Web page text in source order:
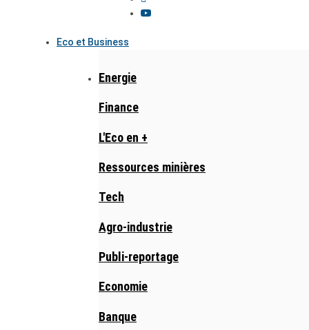
Eco et Business
Energie
Finance
L'Eco en +
Ressources minières
Tech
Agro-industrie
Publi-reportage
Economie
Banque